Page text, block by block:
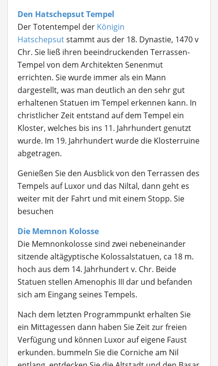
Den Hatschepsut Tempel
Der Totentempel der Königin
Hatschepsutstammt aus der 18. Dynastie, 1470 v
Chr. Sie ließ ihren beeindruckenden Terrassen-
Tempel von dem Architekten Senenmut
errichten. Sie wurde immer als ein Mann
dargestellt, was man deutlich an den sehr gut
erhaltenen Statuen im Tempel erkennen kann. In
christlicher Zeit entstand auf dem Tempel ein
Kloster, welches bis ins 11. Jahrhundert genutzt
wurde. Im 19. Jahrhundert wurde die Klosterruine
abgetragen.
Genießen Sie den Ausblick von den Terrassen des
Tempels auf Luxor und das Niltal, dann geht es
weiter mit der Fahrt und mit einem Stopp. Sie
besuchen
Die Memnon Kolosse
Die Memnonkolossesind zwei nebeneinander
sitzende altägyptische Kolossalstatuen, ca 18 m.
hoch aus dem 14. Jahrhundert v. Chr. Beide
Statuen stellen Amenophis III dar und befanden
sich am Eingang seines Tempels.
Nach dem letzten Programmpunkt erhalten Sie
ein Mittagessen dann haben Sie Zeit zur freien
Verfügung und können Luxor auf eigene Faust
erkunden. bummeln Sie die Corniche am Nil